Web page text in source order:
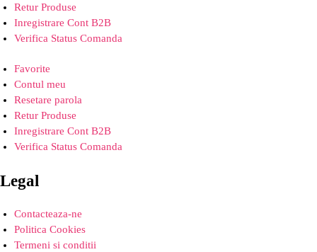
Retur Produse
Inregistrare Cont B2B
Verifica Status Comanda
Favorite
Contul meu
Resetare parola
Retur Produse
Inregistrare Cont B2B
Verifica Status Comanda
Legal
Contacteaza-ne
Politica Cookies
Termeni si conditii